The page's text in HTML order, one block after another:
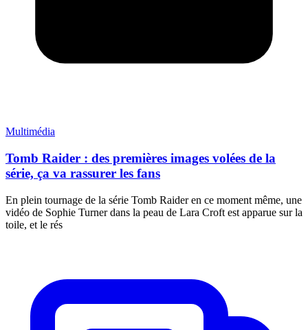
Multimédia
Tomb Raider : des premières images volées de la
série, ça va rassurer les fans
En plein tournage de la série Tomb Raider en ce moment même, une
vidéo de Sophie Turner dans la peau de Lara Croft est apparue sur la
toile, et le rés